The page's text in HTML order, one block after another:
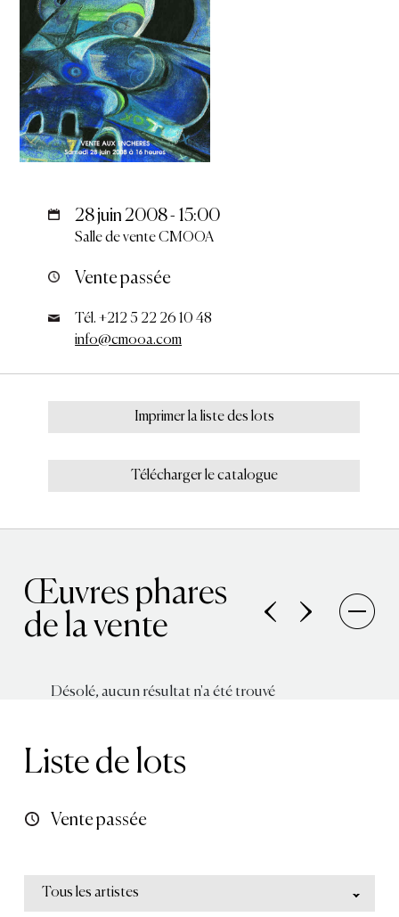
28 juin 2008 - 15:00
Salle de vente CMOOA
Vente passée
Tél. +212 5 22 26 10 48
info@cmooa.com
Imprimer la liste des lots
Télécharger le catalogue
Œuvres phares
de la vente
Désolé, aucun résultat n'a été trouvé
Liste de lots
Vente passée
Tous les artistes